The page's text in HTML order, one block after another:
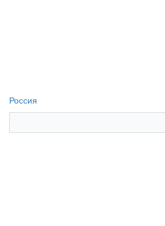
Россия